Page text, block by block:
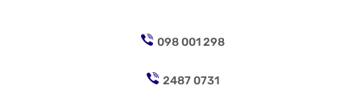
098 001 298
2487 0731